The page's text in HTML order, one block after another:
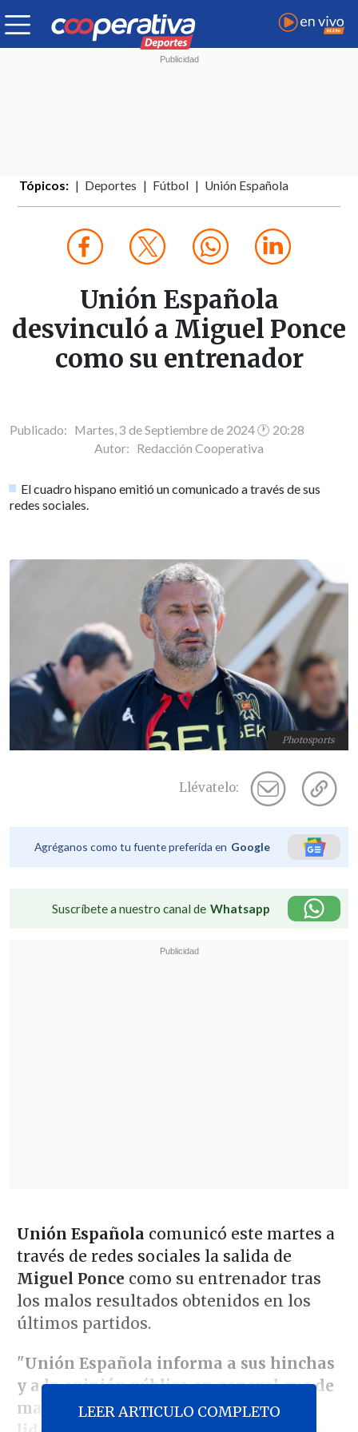
Tópicos: Deportes Fútbol Unión Española
Unión Española
desvinculó a Miguel Ponce
como su entrenador
Publicado: Martes, 3 de Septiembre de 2024 🕐 20:28
Autor: Redacción Cooperativa
El cuadro hispano emitió un comunicado a través de sus
redes sociales.
Photosports
Llévatelo:
Agréganos como tu fuente preferida en Google
Suscríbete a nuestro canal de Whatsapp
Unión Española comunicó este martes a
través de redes sociales la salida de
Miguel Ponce como su entrenador tras
los malos resultados obtenidos en los
últimos partidos.
"Unión Española informa a sus hinchas
y a la opinión pública en general que de
manera oficial el cuerpo técnico
LEER ARTICULO COMPLETO